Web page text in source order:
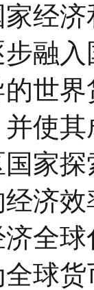
经
融
世
使
家
济
全
球